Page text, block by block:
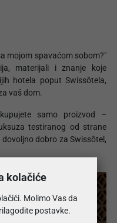
mojom spavaćom sobom?"
materijali i znanje koje
hotela poput Swissôtela,
vaš dom.
samo proizvod –
testiranog od strane
dobro za Swissôtel,
kolačiće
Molimo Vas da
postavke.